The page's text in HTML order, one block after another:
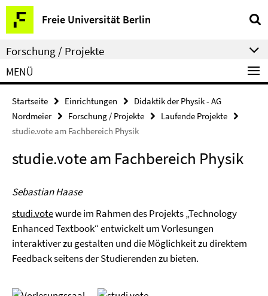
Springe
direkt
zu
Inhalt
Freie Universität Berlin
Service-
Navigation
Forschung / Projekte
MENÜ
Startseite Einrichtungen
Didaktik der Physik - AG
Nordmeier
Forschung / Projekte
Laufende Projekte
studie.vote am Fachbereich Physik
studie.vote am Fachbereich Physik
Sebastian Haase
studi.votewurde im Rahmen des Projekts „Technology
Enhanced Textbook“ entwickelt um Vorlesungen
interaktiver zu gestalten und die Möglichkeit zu direktem
Feedback seitens der Studierenden zu bieten.